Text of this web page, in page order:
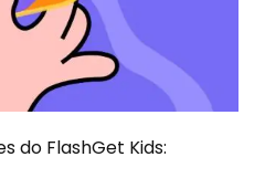
do FlashGet Kids: